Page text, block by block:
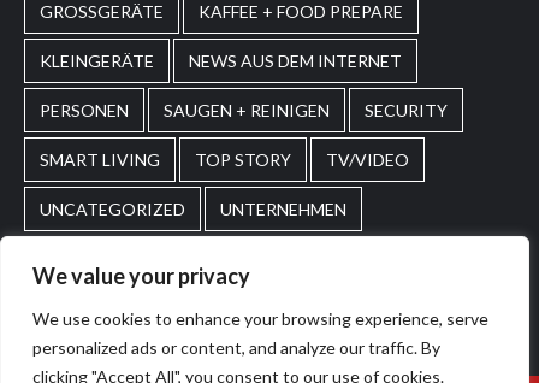
We value your privacy
We use cookies to enhance your browsing experience, serve
personalized ads or content, and analyze our traffic. By
clicking "Accept All", you consent to our use of cookies.
GROSSGERÄTE KAFFEE + FOOD PREPARE
KLEINGERÄTE NEWS AUS DEM INTERNET
PERSONEN SAUGEN + REINIGEN SECURITY
SMART LIVING TOP STORY TV/VIDEO
UNCATEGORIZED UNTERNEHMEN
Home Impressum AGBs